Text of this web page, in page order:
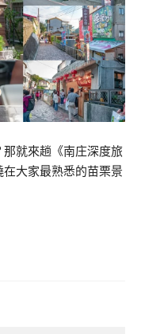
就來趟《南庄深度旅
大家最熟悉的苗栗景